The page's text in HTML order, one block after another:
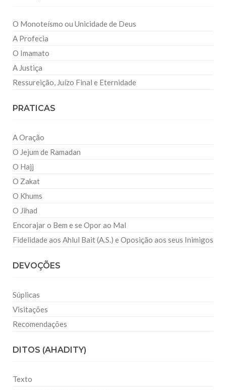
O Monoteísmo ou Unicidade de Deus
A Profecia
O Imamato
A Justiça
Ressureição, Juízo Final e Eternidade
PRATICAS
A Oração
O Jejum de Ramadan
O Hajj
O Zakat
O Khums
O Jihad
Encorajar o Bem e se Opor ao Mal
Fidelidade aos Ahlul Bait (A.S.) e Oposição aos seus Inimigos
DEVOÇÕES
Súplicas
Visitações
Recomendações
DITOS (AHADITY)
Texto